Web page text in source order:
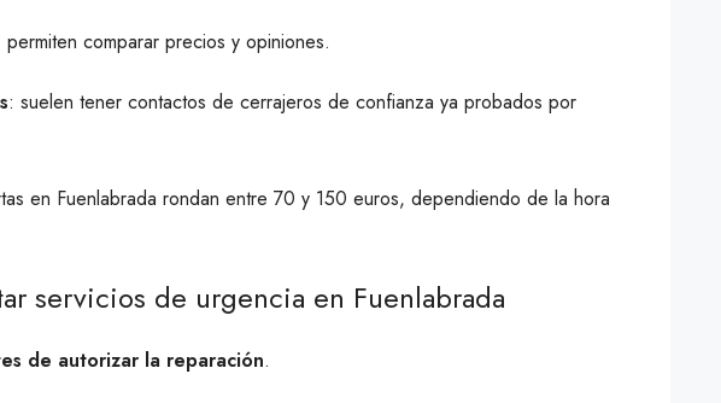
permiten comparar precios y opiniones.
: suelen tener contactos de cerrajeros de confianza ya probados por
en Fuenlabrada rondan entre 70 y 150 euros, dependiendo de la hora
servicios de urgencia en Fuenlabrada
de autorizar la reparación.